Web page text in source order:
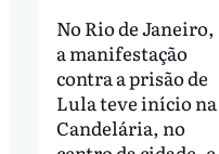
No Rio de Janeiro,
a manifestação
contra a prisão de
Lula teve início na
Candelária, no